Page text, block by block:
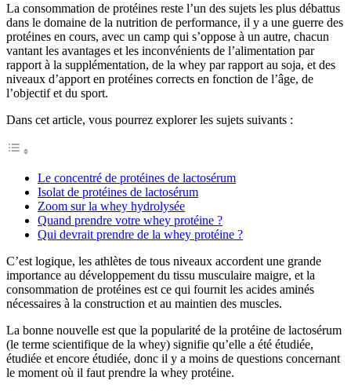
La consommation de protéines reste l’un des sujets les plus débattus
dans le domaine de la nutrition de performance, il y a une guerre des
protéines en cours, avec un camp qui s’oppose à un autre, chacun
vantant les avantages et les inconvénients de l’alimentation par
rapport à la supplémentation, de la whey par rapport au soja, et des
niveaux d’apport en protéines corrects en fonction de l’âge, de
l’objectif et du sport.
Dans cet article, vous pourrez explorer les sujets suivants :
Le concentré de protéines de lactosérum
Isolat de protéines de lactosérum
Zoom sur la whey hydrolysée
Quand prendre votre whey protéine ?
Qui devrait prendre de la whey protéine ?
C’est logique, les athlètes de tous niveaux accordent une grande
importance au développement du tissu musculaire maigre, et la
consommation de protéines est ce qui fournit les acides aminés
nécessaires à la construction et au maintien des muscles.
La bonne nouvelle est que la popularité de la protéine de lactosérum
(le terme scientifique de la whey) signifie qu’elle a été étudiée,
étudiée et encore étudiée, donc il y a moins de questions concernant
le moment où il faut prendre la whey protéine.